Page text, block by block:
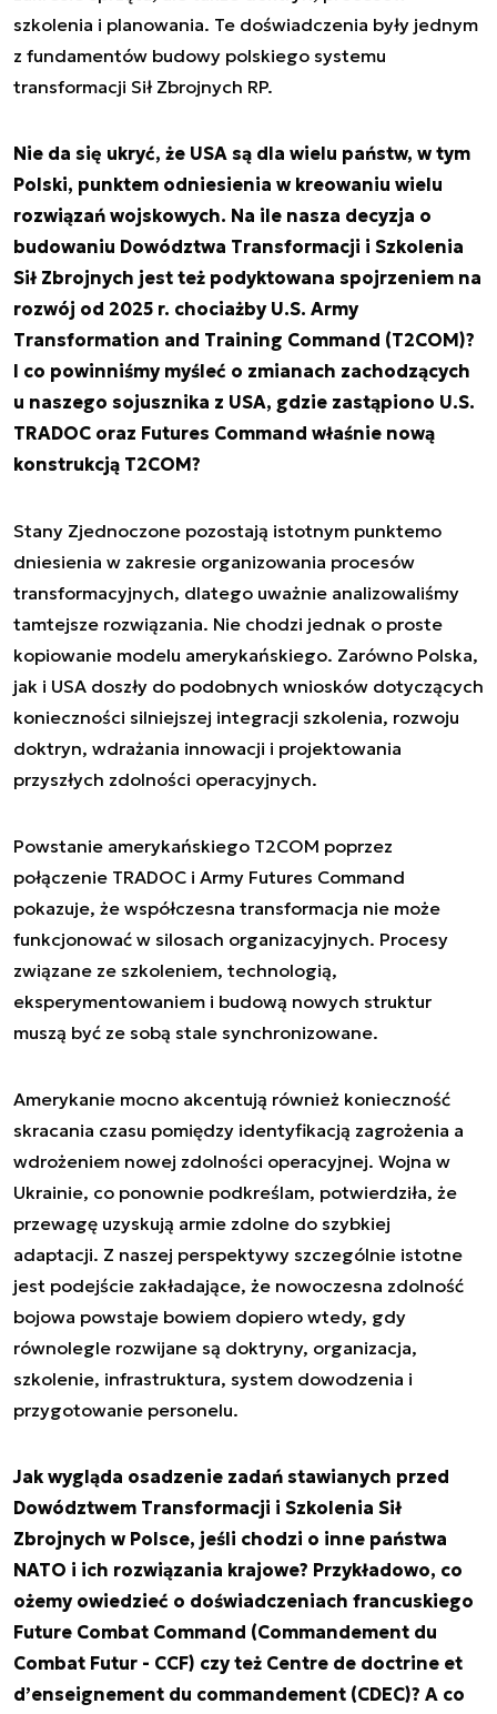
szkolenia i planowania. Te doświadczenia były jednym
z fundamentów budowy polskiego systemu
transformacji Sił Zbrojnych RP.
Nie da się ukryć, że USA są dla wielu państw, w tym
Polski, punktem odniesienia w kreowaniu wielu
rozwiązań wojskowych. Na ile nasza decyzja o
budowaniu Dowództwa Transformacji i Szkolenia
Sił Zbrojnych jest też podyktowana spojrzeniem na
rozwój od 2025 r. chociażby U.S. Army
Transformation and Training Command (T2COM)?
I co powinniśmy myśleć o zmianach zachodzących
u naszego sojusznika z USA, gdzie zastąpiono U.S.
TRADOC oraz Futures Command właśnie nową
konstrukcją T2COM?
Stany Zjednoczone pozostają istotnym punktemo
dniesienia w zakresie organizowania procesów
transformacyjnych, dlatego uważnie analizowaliśmy
tamtejsze rozwiązania. Nie chodzi jednak o proste
kopiowanie modelu amerykańskiego. Zarówno Polska,
jak i USA doszły do podobnych wniosków dotyczących
konieczności silniejszej integracji szkolenia, rozwoju
doktryn, wdrażania innowacji i projektowania
przyszłych zdolności operacyjnych.
Powstanie amerykańskiego T2COM poprzez
połączenie TRADOC i Army Futures Command
pokazuje, że współczesna transformacja nie może
funkcjonować w silosach organizacyjnych. Procesy
związane ze szkoleniem, technologią,
eksperymentowaniem i budową nowych struktur
muszą być ze sobą stale synchronizowane.
Amerykanie mocno akcentują również konieczność
skracania czasu pomiędzy identyfikacją zagrożenia a
wdrożeniem nowej zdolności operacyjnej. Wojna w
Ukrainie, co ponownie podkreślam, potwierdziła, że
przewagę uzyskują armie zdolne do szybkiej
adaptacji. Z naszej perspektywy szczególnie istotne
jest podejście zakładające, że nowoczesna zdolność
bojowa powstaje bowiem dopiero wtedy, gdy
równolegle rozwijane są doktryny, organizacja,
szkolenie, infrastruktura, system dowodzenia i
przygotowanie personelu.
Jak wygląda osadzenie zadań stawianych przed
Dowództwem Transformacji i Szkolenia Sił
Zbrojnych w Polsce, jeśli chodzi o inne państwa
NATO i ich rozwiązania krajowe? Przykładowo, co
ożemy owiedzieć o doświadczeniach francuskiego
Future Combat Command (Commandement du
Combat Futur - CCF) czy też Centre de doctrine et
d’enseignement du commandement (CDEC)? A co